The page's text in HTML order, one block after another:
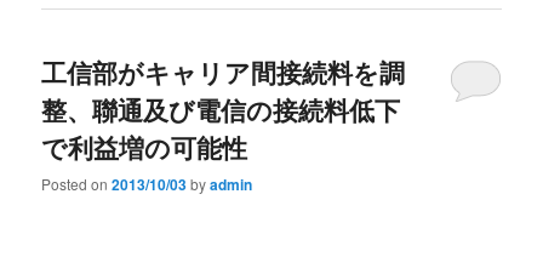
工信部がキャリア間接続料を調
整、聯通及び電信の接続料低下
で利益増の可能性
Posted on2013/10/03byadmin